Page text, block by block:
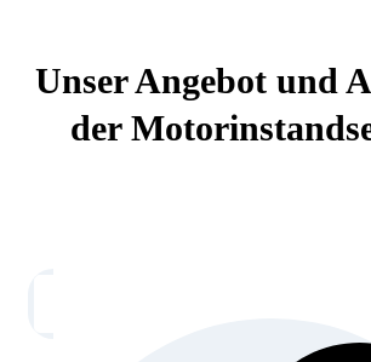
Unser Angebot und
der